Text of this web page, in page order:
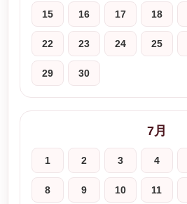
15 16 17 18
22 23 24 25
29 30
7月
1 2 3 4
8 9 10 11